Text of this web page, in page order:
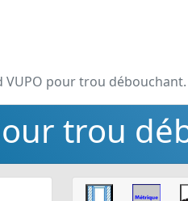
VUPO pour trou débouchant.
trou